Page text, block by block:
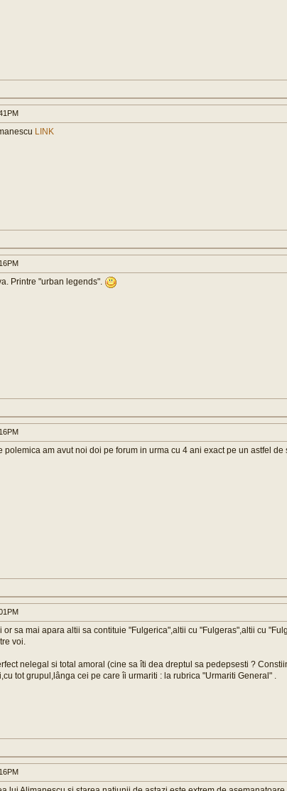
LINK
Printre "urban legends".
polemica am avut noi doi pe forum in urma cu 4 ani exact pe un astfel de
or sa mai apara altii sa contituie "Fulgerica",altii cu "Fulgeras",altii cu
voi.
nelegal si total amoral (cine sa îti dea dreptul sa pedepsesti ?
tot grupul,lânga cei pe care îi urmariti : la rubrica "Urmariti General" .